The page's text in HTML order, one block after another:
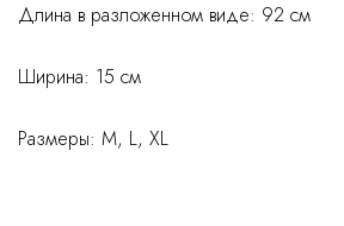
Длина в разложенном виде: 92 см
Ширина: 15 см
Размеры: M, L, XL